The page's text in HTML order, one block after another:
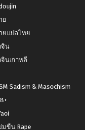
ย
ยแปลไทย
จิน
นเกาหลี
Sadism & Masochism
ขืน Rape